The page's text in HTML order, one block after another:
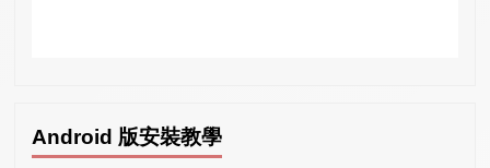
Android 版安裝教學